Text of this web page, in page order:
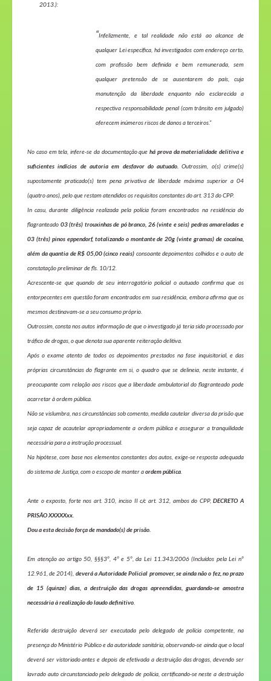
2013.):
“Infelizmente, e tal realidade não está ao alcance de
qualquer Lei específica, há investigados com endereço certo,
com profissão bem definida e bem remunerada, sem
qualquer pretensão de se ausentarem do país, cuja
manutenção da liberdade enquanto não esclarecida a
respectiva responsabilidade penal (com trânsito em julgado)
oferecem inúmeros riscos de danos a terceiros.”
No caso em tela, infere-se da documentação quehá prova da materialidade delitiva e
suficientes indícios de autoria em desfavor do autuado. Outrossim, o(s) crime(s)
supostamente praticado(s) tem pena privativa de liberdade máxima superior a 04
(quatro anos), pelo que restam atendidos os requisitos constantes do art. 313 do CPP.
In casu , durante diligência realizada pela polícia foram encontrados na residência do
flagranteado 03 (três) trouxinhas de pó branco, 26 (vinte e seis) pedras amareladas e
03 (três) pinos eppendorf, totalizando o montante de 20g (vinte gramas) de cocaína,
além da quantia de R$ 05,00 (cinco reais) consoante depoimentos colhidos e o auto de
constatação preliminar de fls. 10/12.
Acrescente-se que quando de seu interrogatório policial o autuado confirma que os
entorpecentes em questão foram encontrados em sua residência, embora afirma que os
mesmos destinavam-se a seu consumo próprio.
Outrossim, consta nos autos informação de que o investigado já teria sido processado por
tráfico de drogas, o que denota sua aparente reiteração delitiva.
Após o exame atento de todos os depoimentos prestados na fase inquisitorial, e das
próprias circunstâncias do flagrante em si, o quadro que se delineia, neste instante, é
preocupante com relação aos riscos que a liberdade ambulatorial do flagranteado pode
acarretar à ordem pública.
Não se vislumbra, nas circunstâncias sob comento, medida cautelar diversa da prisão que
seja capaz de acautelar apropriadamente a ordem pública e assegurar a tranquilidade
necessária para a instrução processual.
Na hipótese, com base nos elementos constantes dos autos, exige-se resposta adequada
do sistema de Justiça, com o escopo de manter aordem pública
Ante o exposto, forte nos art. 310, inciso II c/c art. 312, ambos do CPP, DECRETO A
PRISÃO XXXXXxx
Dou a esta decisão força de mandado(s) de prisão.
Em atenção ao artigo 50, §§§3º, 4º e 5º, da Lei 11.343/2006 (Incluídos pela Lei nº
12.961, de 2014), deverá a Autoridade Policial promover, se ainda não o fez, no prazo
de 15 (quinze) dias, a destruição das drogas apreendidas, guardando-se amostra
necessária à realização do laudo definitivo
Referida destruição deverá ser executada pelo delegado de polícia competente, na
presença do Ministério Público e da autoridade sanitária, observando-se ainda que o local
deverá ser vistoriado antes e depois de efetivada a destruição das drogas, devendo ser
lavrado auto circunstanciado pelo delegado de polícia, certificando-se neste a destruição